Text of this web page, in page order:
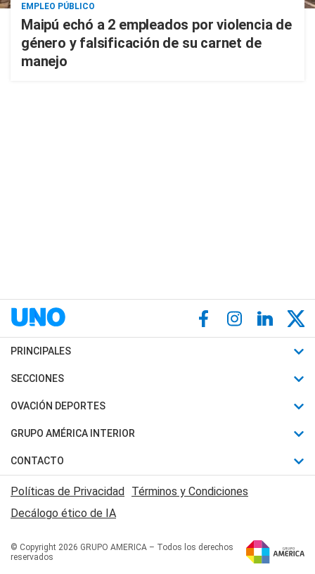
EMPLEO PÚBLICO
Maipú echó a 2 empleados por violencia de
género y falsificación de su carnet de
manejo
PRINCIPALES
Últimas Noticias
Política
Judiciales
Economia
SECCIONES
Horóscopo
Motores
Trucos caseros
Series y Películas
Edictos y Solicitadas
OVACIÓN DEPORTES
Fútbol
Mundial
Automovilismo
Rugby
Básquet
GRUPO AMÉRICA INTERIOR
Canal 7 en Vivo
San Juan 8
CONTACTO
Acerca de Nosotros
Contactanos
Políticas de Privacidad Términos y Condiciones
Decálogo ético de IA
© Copyright 2026 GRUPO AMERICA – Todos los derechos
reservados